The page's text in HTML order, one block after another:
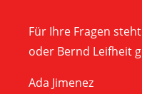
Für Ihre Fragen
oder Bernd Leifheit
Ada Jimenez